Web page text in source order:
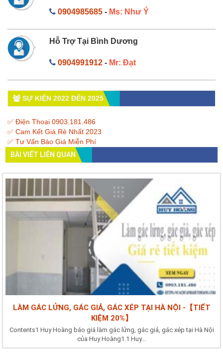
0904985685- Ms: Như Ý
Hỗ Trợ Tại Bình Dương
0904991912- Mr: Đạt
SỰ KIỆN 2022 ĐẾN 2025
✅ Điện Thoại 0903.181.486
✅ Cam Kết Giá Rẻ Nhất 2023
✅ Tư Vấn Báo Giá Miễn Phí
BÀI VIẾT LIÊN QUAN
LÀM GÁC LỬNG, GÁC GIẢ, GÁC XÉP TẠI HÀ NỘI -【TIẾT
KIỆM 20%】
Contents1 Huy Hoàng báo giá làm gác lửng, gác giả, gác xép tại Hà Nội
của Huy Hoàng1.1 Huy...